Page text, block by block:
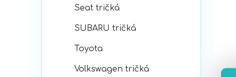
Seat tričká
SUBARU tričká
Toyota
Volkswagen tričká